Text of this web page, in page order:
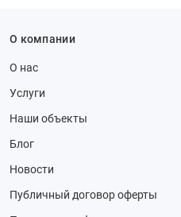
О компании
О нас
Услуги
Наши объекты
Блог
Новости
Публичный договор оферты